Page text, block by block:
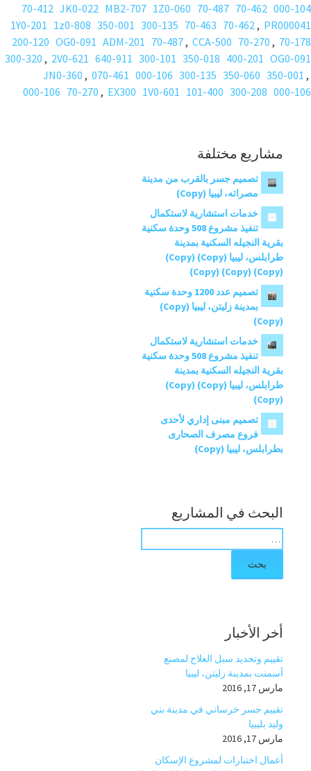
000-104
70-462
70-487
1Z0-060
MB2-707
JK0-022
70-412
PR000041
,
70-462
70-463
300-135
350-001
1z0-808
1Y0-201
70-178
,
70-270
CCA-500
,
70-487
ADM-201
OG0-091
200-120
OG0-091
400-201
350-018
300-101
640-911
2V0-621
,
300-320
,
350-001
350-060
300-135
000-106
070-461
,
JN0-360
000-106
300-208
101-400
1V0-601
EX300
,
70-270
000-106
مشاريع مختلفة
تصميم جسر بالقرب من مدينة
مصراته، ليبيا (Copy)
خدمات استشارية لاستكمال
تنفيذ مشروع 508 وحدة سكنية
بقرية النجيله السكنية بمدينة
طرابلس، ليبيا (Copy) (Copy)
(Copy) (Copy) (Copy)
تصميم عدد 1200 وحدة سكنية
بمدينة زليتن، ليبيا (Copy)
(Copy)
خدمات استشارية لاستكمال
تنفيذ مشروع 508 وحدة سكنية
بقرية النجيله السكنية بمدينة
طرابلس، ليبيا (Copy) (Copy)
(Copy)
تصميم مبنى إداري لأحدى
فروع مصرف الصحارى
بطرابلس، ليبيا (Copy)
البحث في المشاريع
ح
ع
أخر الأخبار
تقييم وتحديد سبل العلاج لمصنع
أسمنت بمدينة زليتن، ليبيا
مارس 17, 2016
تقييم جسر خرساني في مدينة بني
وليد بليبيا
مارس 17, 2016
أعمال اختبارات لمشروع الإسكان